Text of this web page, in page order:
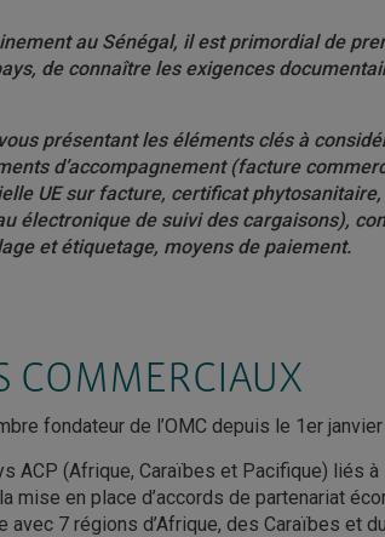
au Sénégal, il est primordial de
de connaître les exigences
présentant les éléments clés à
d’accompagnement (facture
UE sur facture, certificat
électronique de suivi des cargaisons),
et étiquetage, moyens de paiement.
COMMERCIAUX
fondateur de l’OMC depuis le 1er
ACP (Afrique, Caraïbes et Pacifique) liés à
mise en place d’accords de partenariat
avec 7 régions d’Afrique, des Caraïbes et